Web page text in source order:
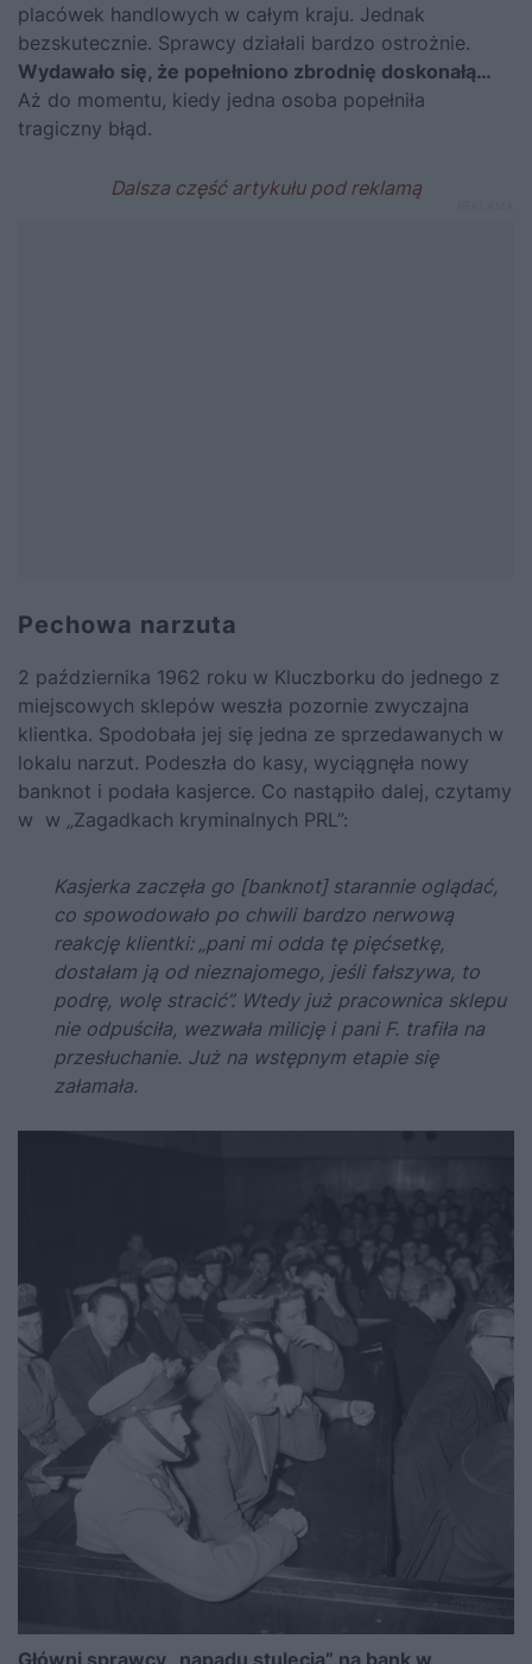
placówek handlowych w całym kraju. Jednak
bezskutecznie. Sprawcy działali bardzo ostrożnie.
Wydawało się, że popełniono zbrodnię doskonałą…
Aż do momentu, kiedy jedna osoba popełniła
tragiczny błąd.
Pechowa narzuta
2 października 1962 roku w Kluczborku do jednego z
miejscowych sklepów weszła pozornie zwyczajna
klientka. Spodobała jej się jedna ze sprzedawanych w
lokalu narzut. Podeszła do kasy, wyciągnęła nowy
banknot i podała kasjerce. Co nastąpiło dalej, czytamy
w w „Zagadkach kryminalnych PRL”:
Kasjerka zaczęła go [banknot] starannie oglądać,
co spowodowało po chwili bardzo nerwową
reakcję klientki:„pani mi odda tę pięćsetkę,
dostałam ją od nieznajomego, jeśli fałszywa, to
podrę, wolę stracić”. Wtedy już pracownica sklepu
nie odpuściła, wezwała milicję i pani F. trafiła na
przesłuchanie. Już na wstępnym etapie się
załamała.